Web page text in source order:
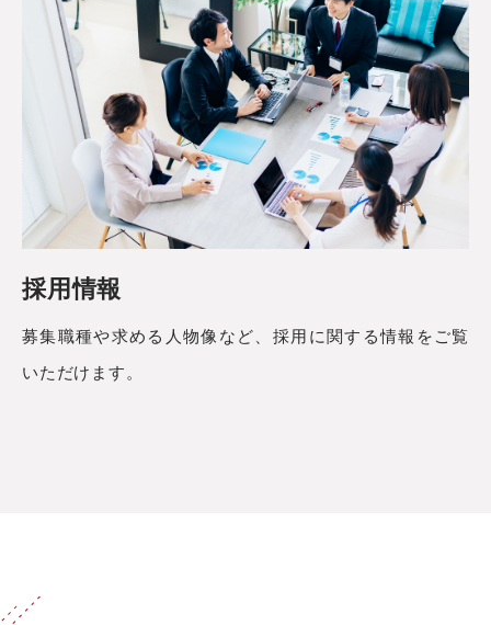
採用情報
募集職種や求める人物像など、採用に関する情報をご覧
いただけます。